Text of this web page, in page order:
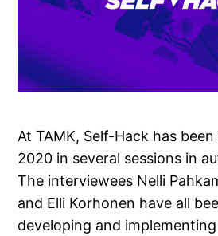
At TAMK, Self-Hack has
2020 in several sessions in
The interviewees Nelli
and Elli Korhonen have all
developing and